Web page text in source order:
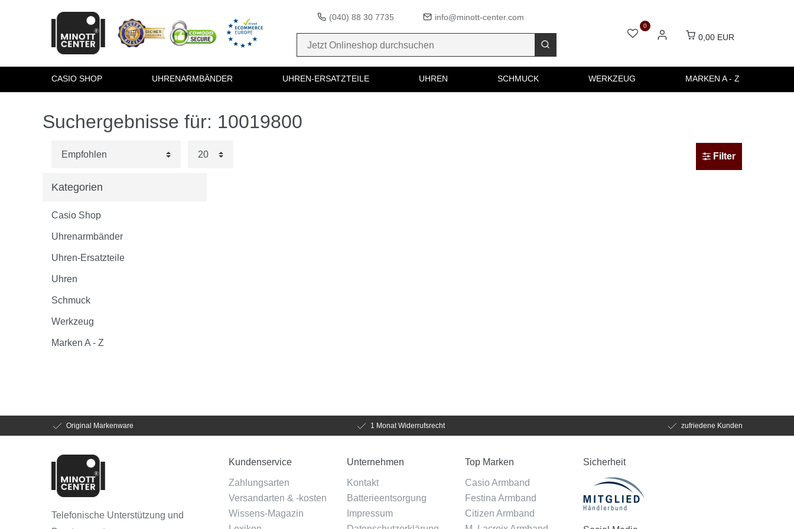
(040) 88 30 7735 info@minott-center.com
0
0,00 EUR
CASIO SHOP UHRENARMBÄNDER UHREN-ERSATZTEILE UHREN SCHMUCK WERKZEUG MARKEN A - Z
Suchergebnisse für: 10019800
Filter
Kategorien
Casio Shop
Uhrenarmbänder
Uhren-Ersatzteile
Uhren
Schmuck
Werkzeug
Marken A - Z
Original Markenware 1 Monat Widerrufsrecht zufriedene Kunden
Telefonische Unterstützung und
Kundenservice
Zahlungsarten
Versandarten & -kosten
Wissens-Magazin
Unternehmen
Kontakt
Batterieentsorgung
Impressum
Top Marken
Casio Armband
Festina Armband
Citizen Armband
Sicherheit